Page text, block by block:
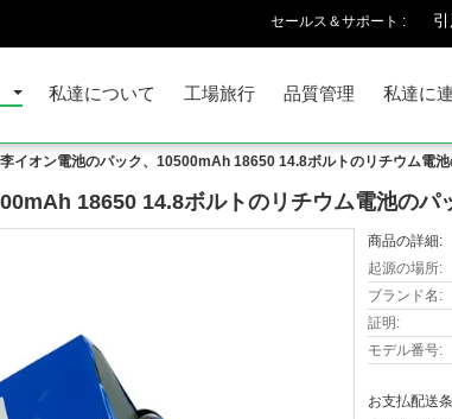
セールス＆サポート :
私達について 工場旅行 品質管理 私達に
イオン電池のパック、10500mAh 18650 14.8ボルトのリチウム電池
18650 14.8ボルトのリチウム電池のパ
商品の詳細:
起源の場所:
ブランド名:
証明:
モデル番号:
お支払配送